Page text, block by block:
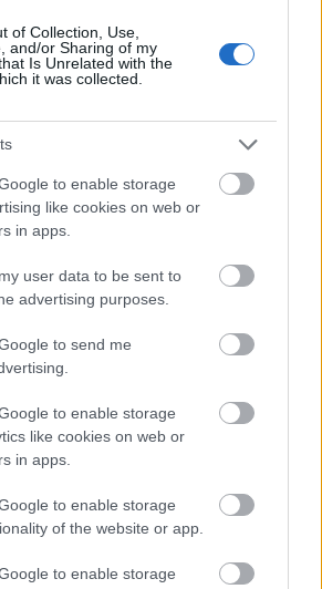
of Collection, Use,
and/or Sharing of my
Is Unrelated with the
it was collected.
to enable storage
like cookies on web or
in apps.
user data to be sent to
advertising purposes.
to send me
to enable storage
like cookies on web or
in apps.
to enable storage
of the website or app.
to enable storage
a magyar divatmárka
a lovas sportok
csizmáját is